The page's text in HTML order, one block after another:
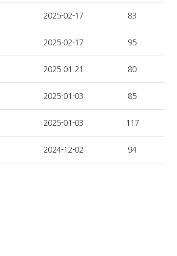
2025-02-17 83
2025-02-17 95
2025-01-21 80
2025-01-03 85
2025-01-03 117
2024-12-02 94